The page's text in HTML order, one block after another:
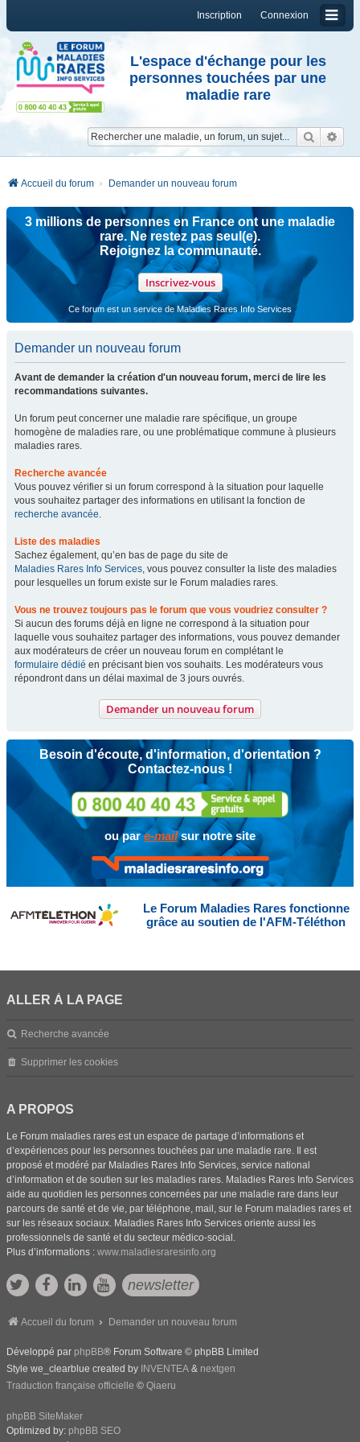
Connexion
Inscription
L'espace d'échange pour les
personnes touchées par une
maladie rare
Accueil du forum Demander un nouveau forum
3 millions de personnes en France ont une maladie
rare. Ne restez pas seul(e).
Rejoignez la communauté.
Inscrivez-vous
Ce forum est un service de Maladies Rares Info Services
Demander un nouveau forum
Avant de demander la création d'un nouveau forum, merci de lire les
recommandations suivantes.
Un forum peut concerner une maladie rare spécifique, un groupe
homogène de maladies rare, ou une problématique commune à plusieurs
maladies rares.
Recherche avancée
Vous pouvez vérifier si un forum correspond à la situation pour laquelle
vous souhaitez partager des informations en utilisant la fonction de
recherche avancée.
Liste des maladies
Sachez également, qu’en bas de page du site de
Maladies Rares Info Services, vous pouvez consulter la liste des maladies
pour lesquelles un forum existe sur le Forum maladies rares.
Vous ne trouvez toujours pas le forum que vous voudriez consulter ?
Si aucun des forums déjà en ligne ne correspond à la situation pour
laquelle vous souhaitez partager des informations, vous pouvez demander
aux modérateurs de créer un nouveau forum en complétant le
formulaire dédié en précisant bien vos souhaits. Les modérateurs vous
répondront dans un délai maximal de 3 jours ouvrés.
Demander un nouveau forum
Besoin d'écoute, d'information, d'orientation ?
Contactez-nous !
ou pare-mailsur notre site
Le Forum Maladies Rares fonctionne
grâce au soutien de l'AFM-Téléthon
ALLER À LA PAGE
Recherche avancée
Supprimer les cookies
A PROPOS
Le Forum maladies rares est un espace de partage d’informations et
d’expériences pour les personnes touchées par une maladie rare. Il est
proposé et modéré par Maladies Rares Info Services, service national
d’information et de soutien sur les maladies rares. Maladies Rares Info Services
aide au quotidien les personnes concernées par une maladie rare dans leur
parcours de santé et de vie, par téléphone, mail, sur le Forum maladies rares et
sur les réseaux sociaux. Maladies Rares Info Services oriente aussi les
professionnels de santé et du secteur médico-social.
Plus d’informations : www.maladiesraresinfo.org
newsletter
Accueil du forum Demander un nouveau forum
Développé par phpBB® Forum Software © phpBB Limited
Style we_clearblue created by INVENTEA & nextgen
Traduction française officielle © Qiaeru
phpBB SiteMaker
Optimized by: phpBB SEO